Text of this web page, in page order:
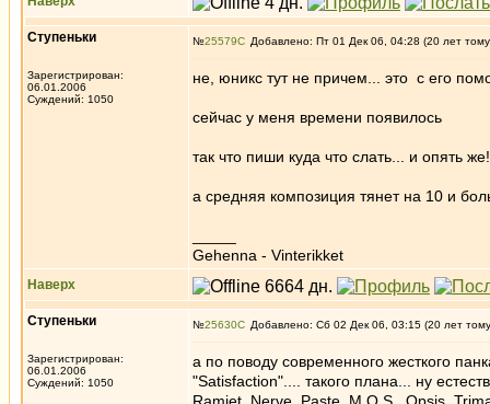
Ступеньки
Зарегистрирован:
06.01.2006
Суждений: 1050
№25579 Добавлено: Пт 01 Дек 06, 04:28 (20 лет
не, юникс тут не причем... это с его
сейчас у меня времени появилось
так что пиши куда что слать... и опять
а средняя композиция тянет на 10 и
Gehenna - Vinterikket
Наверх
Ступеньки
Зарегистрирован:
06.01.2006
Суждений: 1050
№25630 Добавлено: Сб 02 Дек 06, 03:15 (20 лет
а по поводу современного жесткого
"Satisfaction".... такого плана... ну